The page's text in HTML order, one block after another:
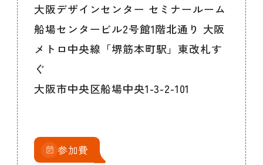
大阪デザインセンター セミナールーム
船場センタービル2号館1階北通り 大阪
メトロ中央線「堺筋本町駅」東改札す
ぐ
大阪市中央区船場中央1-3-2-101
参加費